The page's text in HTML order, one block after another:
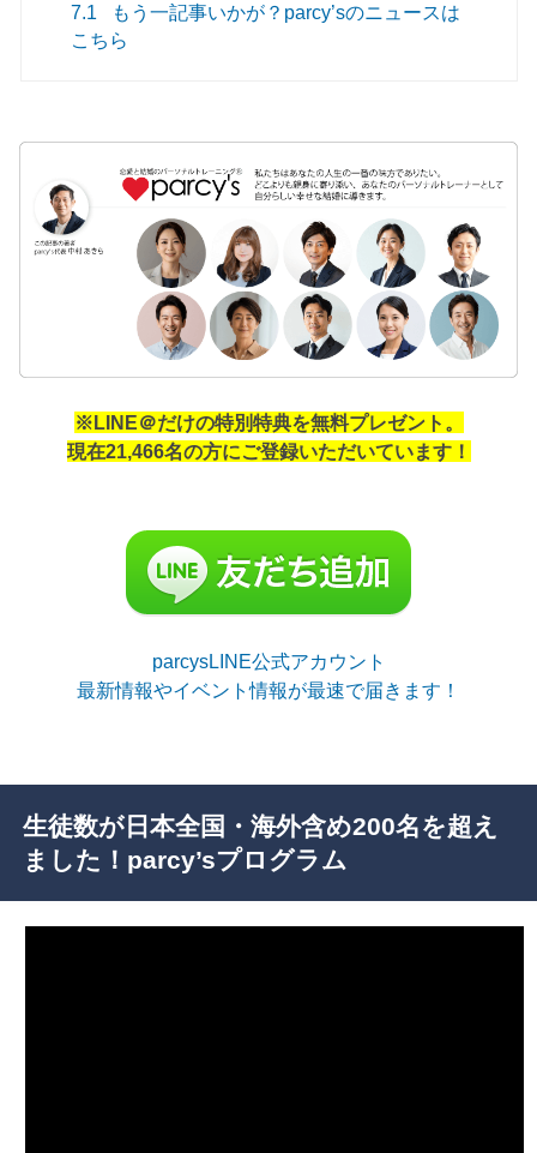
7.1
もう一記事いかが？parcy’sのニュースは
こちら
※LINE＠だけの特別特典を無料プレゼント。
現在21,466名の方にご登録いただいています！
parcysLINE公式アカウント
最新情報やイベント情報が最速で届きます！
生徒数が日本全国・海外含め200名を超え
ました！parcy’sプログラム